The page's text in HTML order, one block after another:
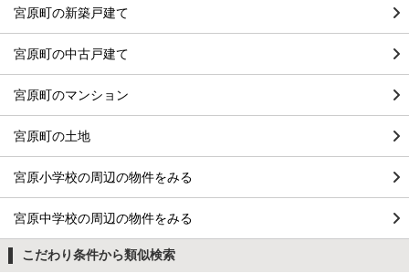
宮原町の新築戸建て
宮原町の中古戸建て
宮原町のマンション
宮原町の土地
宮原小学校の周辺の物件をみる
宮原中学校の周辺の物件をみる
こだわり条件から類似検索